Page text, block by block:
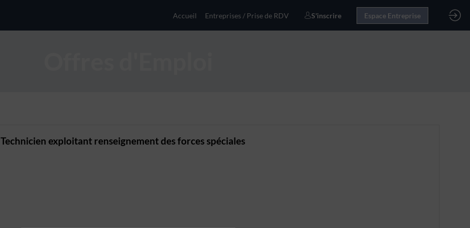
Accueil Entreprises / Prise de RDV S'inscrire Espace Entreprise
Technicien exploitant renseignement des forces spéciales